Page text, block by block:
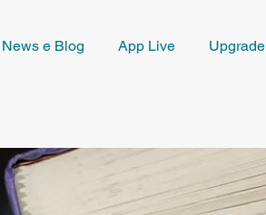
News e Blog App Live Upgrade